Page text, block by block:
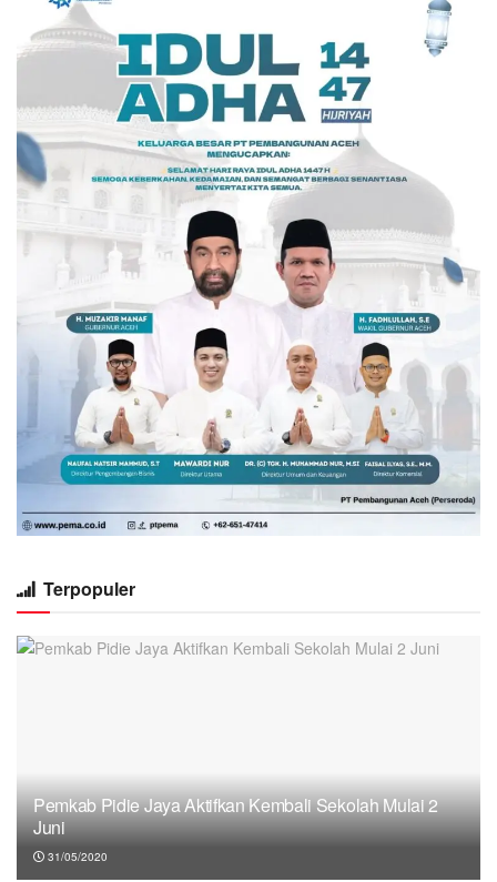
Terpopuler
Pemkab Pidie Jaya Aktifkan Kembali Sekolah Mulai 2
Juni
31/05/2020